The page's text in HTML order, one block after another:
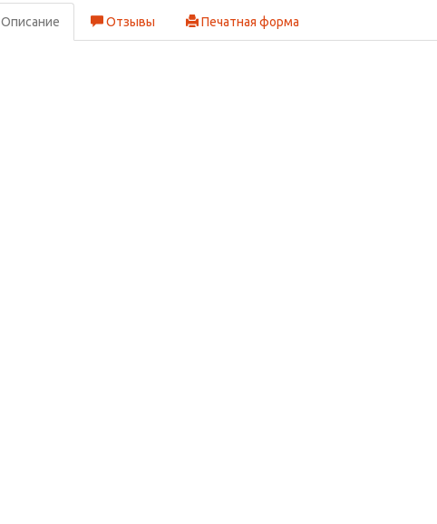
Описание Отзывы Печатная форма